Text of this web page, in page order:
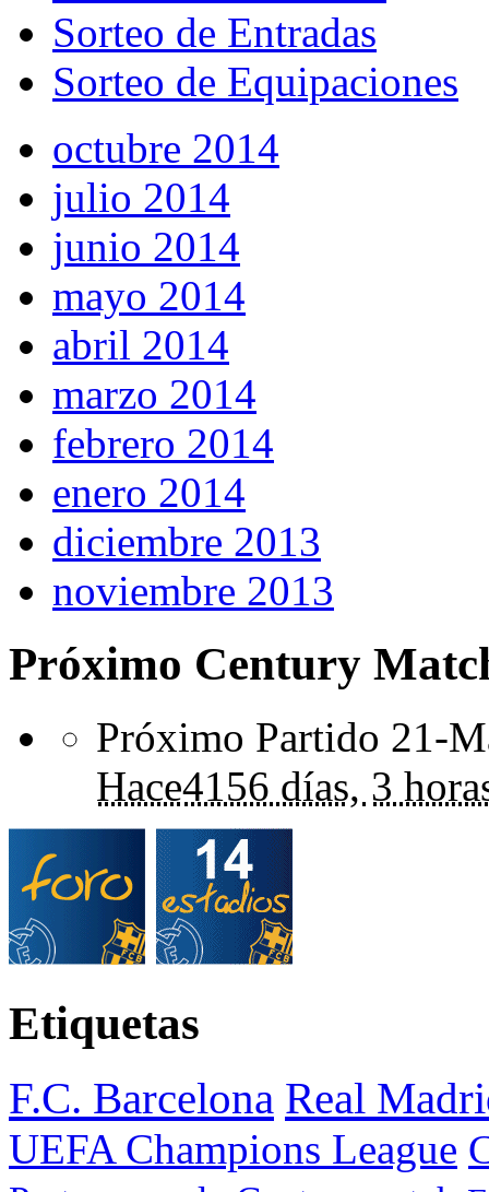
Sorteo de Entradas
Sorteo de Equipaciones
octubre 2014
julio 2014
junio 2014
mayo 2014
abril 2014
marzo 2014
febrero 2014
enero 2014
diciembre 2013
noviembre 2013
Próximo Century
Próximo Partido 21-
Hace4156 días, 3
Etiquetas
F.C. Barcelona Real
UEFA Champions League